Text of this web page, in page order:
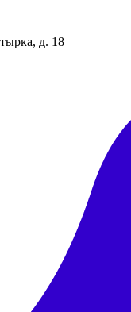
д. 18